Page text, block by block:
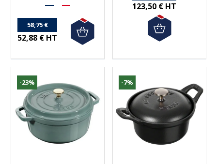
58,75 €
52,88 € HT
123,50 € HT
-23% -7%